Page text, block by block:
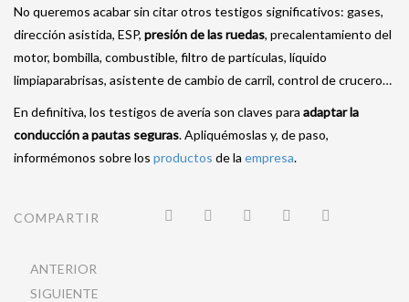
No queremos acabar sin citar otros testigos significativos: gases,
dirección asistida, ESP, presión de las ruedas, precalentamiento del
motor, bombilla, combustible, filtro de partículas, líquido
limpiaparabrisas, asistente de cambio de carril, control de crucero…
En definitiva, los testigos de avería son claves para adaptar la
conducción a pautas seguras. Apliquémoslas y, de paso,
informémonos sobre los productos de la empresa.
COMPARTIR
ANTERIOR
SIGUIENTE